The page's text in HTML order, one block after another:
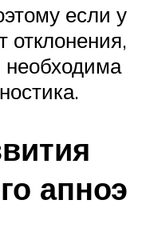
если у
отклонения,
апноэ